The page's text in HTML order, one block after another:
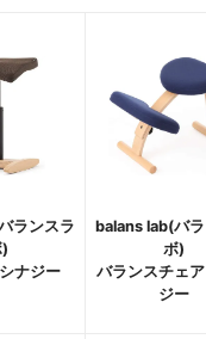
ランスラ
ナジー
balans lab(バ
ボ)
バランスチェ
ジー